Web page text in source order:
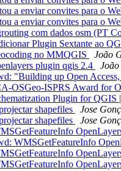
a enviar convites para o
a enviar convites para o
com dados osm (PT
Plugin Sextante ao
no MMQGIS
João
plugin qgis 2.4
"Building up Open
OSGeo-ISPRS Award for
Plugin for
shapefiles
Jose
shapefiles
Jose
WMSGetFeatureInfo